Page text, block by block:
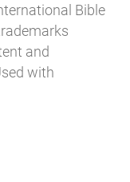
Bible
and
with